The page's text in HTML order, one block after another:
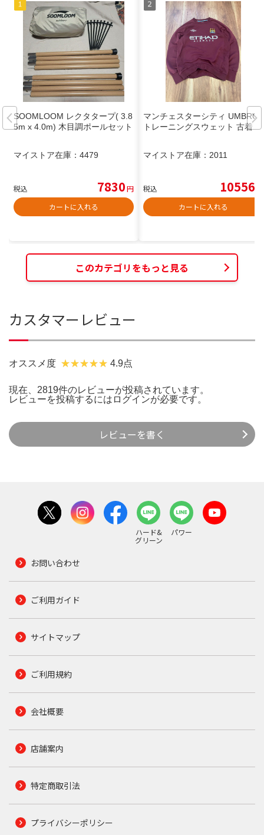
SOOMLOOM レクタタープ( 3.8
5m x 4.0m) 木目調ポールセット
マイストア在庫： 4479
税込 7830円
カートに入れる
マンチェスターシティ UMBRO
トレーニングスウェット 古着
マイストア在庫： 2011
税込 10556
カートに入れる
このカテゴリをもっと見る
カスタマーレビュー
オススメ度 4.9点
現在、2819件のレビューが投稿されています。
レビューを投稿するには ログインが必要です。
レビューを書く
ハード&
グリーン
パワー
お問い合わせ
ご利用ガイド
サイトマップ
ご利用規約
会社概要
店舗案内
特定商取引法
プライバシーポリシー